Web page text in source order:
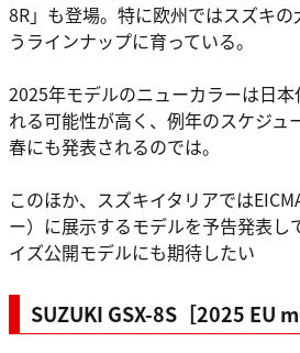
8R」も登場。特に欧州ではスズキ
うラインナップに育っている。
2025年モデルのニューカラーは日
れる可能性が高く、例年のスケジュ
春にも発表されるのでは。
このほか、スズキイタリアでは
ー）に展示するモデルを予告発表し
イズ公開モデルにも期待したい
SUZUKI GSX-8S［2025 EU